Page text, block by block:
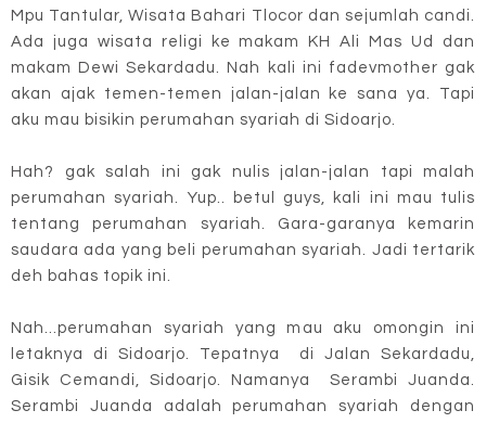
Mpu Tantular, Wisata Bahari Tlocor dan sejumlah candi.
Ada juga wisata religi ke makam KH Ali Mas Ud dan
makam Dewi Sekardadu. Nah kali ini fadevmother gak
akan ajak temen-temen jalan-jalan ke sana ya. Tapi
aku mau bisikin perumahan syariah di Sidoarjo.
Hah? gak salah ini gak nulis jalan-jalan tapi malah
perumahan syariah. Yup.. betul guys, kali ini mau tulis
tentang perumahan syariah. Gara-garanya kemarin
saudara ada yang beli perumahan syariah. Jadi tertarik
deh bahas topik ini.
Nah...perumahan syariah yang mau aku omongin ini
letaknya di Sidoarjo. Tepatnya di Jalan Sekardadu,
Gisik Cemandi, Sidoarjo. Namanya Serambi Juanda.
Serambi Juanda adalah perumahan syariah dengan